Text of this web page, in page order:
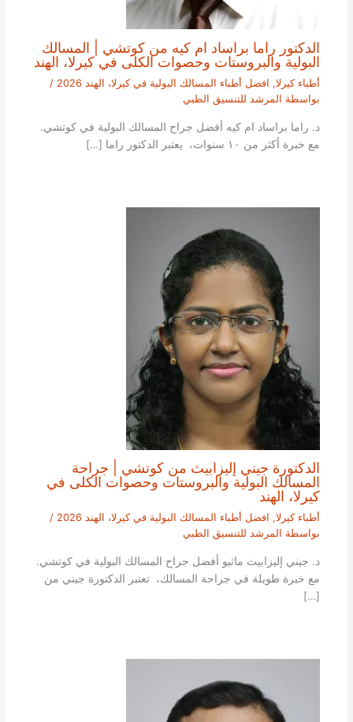
الدكتور راما براساد ام كيه من كوتشي | المسالك
البولية والبروستات وحصوات الكلى في كيرلا، الهند
أطباء كيرلا, افضل أطباء المسالك البولية في كيرلا، الهند 2026
/
بواسطة المرشد للتنسيق الطبي
د. راما براساد ام كيه أفضل جراح المسالك البولية في كوتشي.
مع خبرة أكثر من ١٠ سنوات، يعتبر الدكتور راما […]
الدكتورة جيني إليزابيث من كوتشي | جراحة
المسالك البولية والبروستات وحصوات الكلى في
كيرلا، الهند
أطباء كيرلا, افضل أطباء المسالك البولية في كيرلا، الهند 2026
/
بواسطة المرشد للتنسيق الطبي
د. جيني إليزابيث ماثيو أفضل جراح المسالك البولية في كوتشي.
مع خبرة طويلة في جراحة المسالك، تعتبر الدكتورة جيني من
[…]